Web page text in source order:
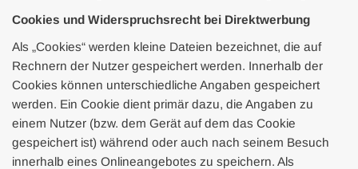
Cookies und Widerspruchsrecht bei Direktwerbung
Als „Cookies“ werden kleine Dateien bezeichnet, die auf
Rechnern der Nutzer gespeichert werden. Innerhalb der
Cookies können unterschiedliche Angaben gespeichert
werden. Ein Cookie dient primär dazu, die Angaben zu
einem Nutzer (bzw. dem Gerät auf dem das Cookie
gespeichert ist) während oder auch nach seinem Besuch
innerhalb eines Onlineangebotes zu speichern. Als